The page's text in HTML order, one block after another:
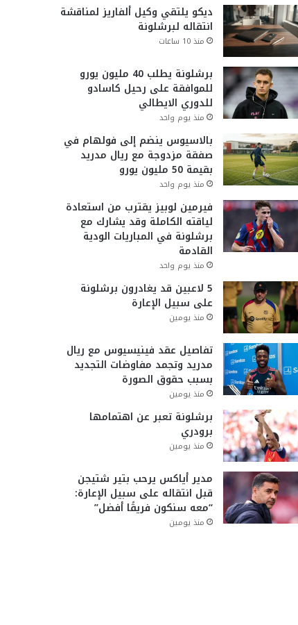
ديكو يلتقي وكيل ألفاريز لمناقشة
انتقاله لبرشلونة
منذ 10 ساعات
برشلونة يطلب 40 مليون يورو
للموافقة على رحيل كاسادو
للدوري الايطالي
منذ يوم واحد
بالاسيوس ينضم إلى فولهام في
صفقة مزدوجة مع ريال مدريد
بقيمة 50 مليون يورو
منذ يوم واحد
فيرمين لوبيز يقترب من استعادة
لياقته الكاملة وقد يشارك مع
برشلونة في المباريات الودية
القادمة
منذ يوم واحد
5 لاعبين قد يغادرون برشلونة
على سبيل الإعارة
منذ يومين
تفاصيل عقد فينيسيوس مع ريال
مدريد وتجمد مفاوضات التجديد
بسبب حقوق الصورة
منذ يومين
برشلونة تعبر عن اهتمامها
برودري
منذ يومين
مدير أياكس يرحب بتير شتيجن
قبل انتقاله على سبيل الإعارة:
“معه سنكون فريقًا أفضل”
منذ يومين